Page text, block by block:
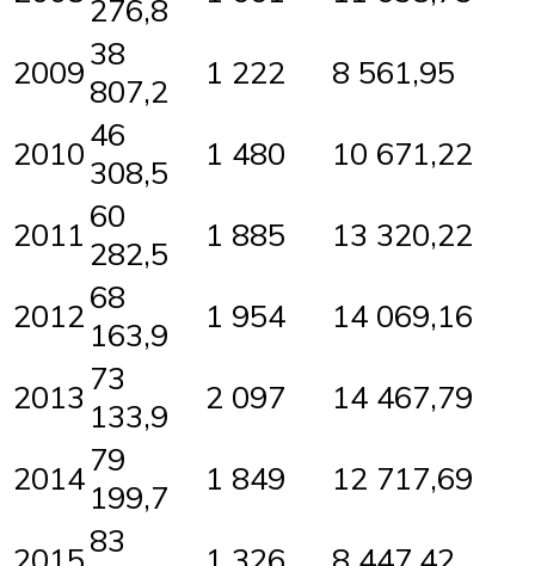
276,8
200938
807,2
1 222 8 561,95
201046
308,5
1 480 10 671,22
2011 60
282,5
1 885 13 320,22
201268
163,9
1 954 14 069,16
2013 73
133,9
2 097 14 467,79
201479
199,7
1 849 12 717,69
83